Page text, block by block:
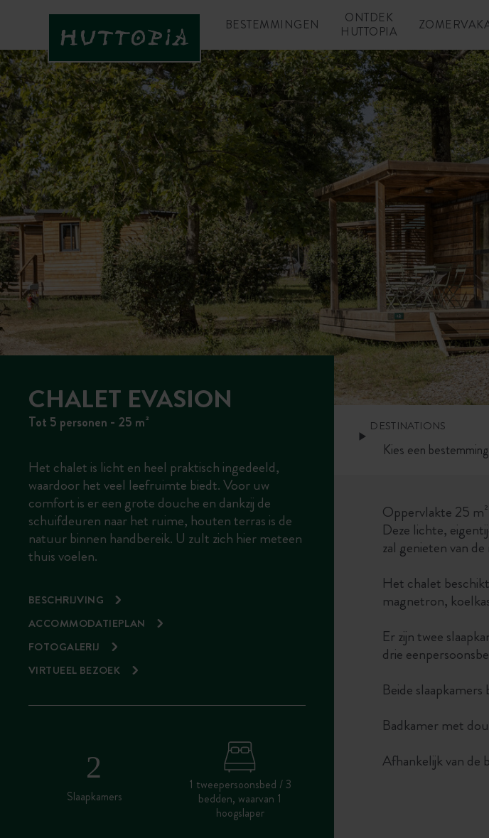
BESTEMMINGEN
ONTDEK
HUTTOPIA
CHALET EVASION
Tot 5 personen - 25 m²
Het chalet is licht en heel praktisch ingedeeld,
waardoor het veel leefruimte biedt. Voor uw
comfort is er een grote douche en dankzij de
schuifdeuren naar het ruime, houten terras is de
natuur binnen handbereik. U zult zich hier meteen
thuis voelen.
BESCHRIJVING
ACCOMMODATIEPLAN
FOTOGALERIJ
VIRTUEEL BEZOEK
Slaapkamers
1 tweepersoonsbed / 3
bedden, waarvan 1
hoogslaper
DESTINATIONS
Oppervlakte 25 m²
Deze lichte,
zal genieten van
Het chalet
magnetron,
Er zijn twee
drie
Beide
Badkamer met
Afhankelijk van de